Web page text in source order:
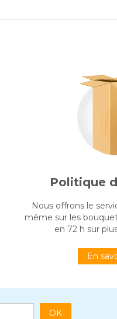
Politique
Nous offrons le
même sur les
en 72 h sur
En
OK